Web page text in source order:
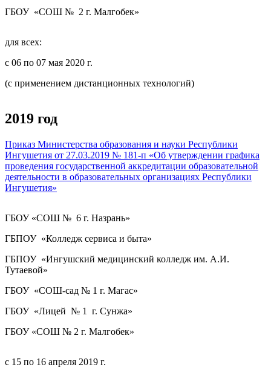
ГБОУ «СОШ № 2 г. Малгобек»
для всех:
с 06 по 07 мая 2020 г.
(с применением дистанционных технологий)
2019 год
Приказ Министерства образования и науки Республики
Ингушетия от 27.03.2019 № 181-п «Об утверждении графика
проведения государственной аккредитации образовательной
деятельности в образовательных организациях Республики
Ингушетия»
ГБОУ «СОШ № 6 г. Назрань»
ГБПОУ «Колледж сервиса и быта»
ГБПОУ «Ингушский медицинский колледж им. А.И.
Тутаевой»
ГБОУ «СОШ-сад № 1 г. Магас»
ГБОУ «Лицей № 1 г. Сунжа»
ГБОУ «СОШ № 2 г. Малгобек»
с 15 по 16 апреля 2019 г.